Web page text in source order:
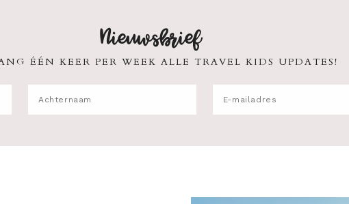
Nieuwsbrief
ÉÉN KEER PER WEEK ALLE TRAVEL KIDS UPDATES!